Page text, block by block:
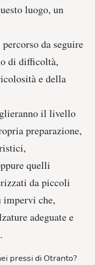
luogo, un
da seguire
di difficoltà,
e della
il livello
preparazione,
quelli
da piccoli
impervi che,
adeguate e
pressi di Otranto?